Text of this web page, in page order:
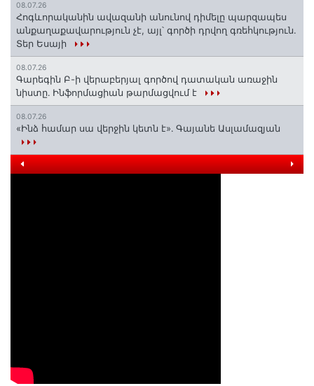
08.07.26
Հոգևորականին ավազանի անունով դիմելը պարզապես
անքաղաքավարություն չէ, այլ՝ գործի դրվող գռեհկություն.
Տեր Եսայի
08.07.26
Գարեգին Բ-ի վերաբերյալ գործով դատական առաջին
նիստը․ Ինֆորմացիան թարմացվում է
08.07.26
«Ինձ համար սա վերջին կետն է»․ Գայանե Ասլամազյան